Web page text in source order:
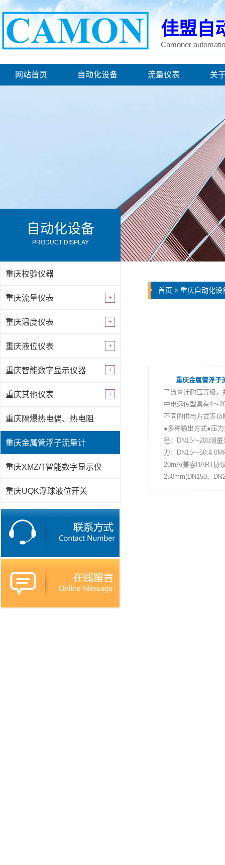
佳盟自
Camoner
网站首页 自动化设备 流量仪表 关
自动化设备
PRODUCT DISPLAY
重庆校验仪器
重庆流量仪表
重庆温度仪表
重庆液位仪表
重庆智能数字显示仪器
重庆其他仪表
重庆隔爆热电偶、热电阻
重庆金属管浮子流量计
重庆XMZ/T智能数字显示仪
重庆UQK浮球液位开关
首页 > 重庆自动化设
重庆金属管浮子
了流量计耐压等级
中电远传型具有4～
不同的供电方式等
●多种输出方式●压
径：DN15～200测
力：DN15～
20mA(兼容HART协
250mm(DN150、